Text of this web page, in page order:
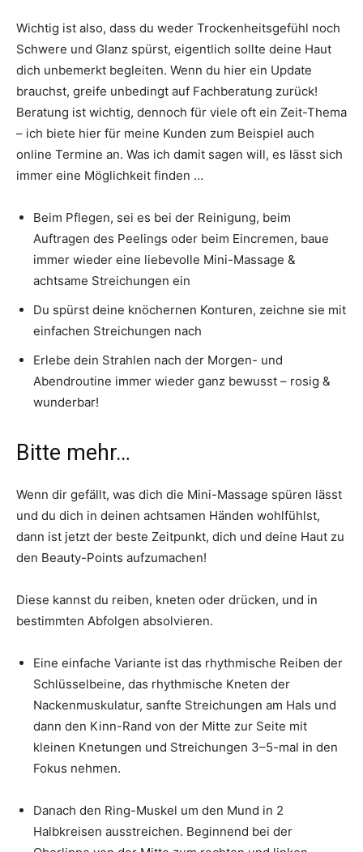
Wichtig ist also, dass du weder Trockenheitsgefühl noch
Schwere und Glanz spürst, eigentlich sollte deine Haut
dich unbemerkt begleiten. Wenn du hier ein Update
brauchst, greife unbedingt auf Fachberatung zurück!
Beratung ist wichtig, dennoch für viele oft ein Zeit-Thema
– ich biete hier für meine Kunden zum Beispiel auch
online Termine an. Was ich damit sagen will, es lässt sich
immer eine Möglichkeit finden …
Beim Pflegen, sei es bei der Reinigung, beim
Auftragen des Peelings oder beim Eincremen, baue
immer wieder eine liebevolle Mini-Massage &
achtsame Streichungen ein
Du spürst deine knöchernen Konturen, zeichne sie mit
einfachen Streichungen nach
Erlebe dein Strahlen nach der Morgen- und
Abendroutine immer wieder ganz bewusst – rosig &
wunderbar!
Bitte mehr…
Wenn dir gefällt, was dich die Mini-Massage spüren lässt
und du dich in deinen achtsamen Händen wohlfühlst,
dann ist jetzt der beste Zeitpunkt, dich und deine Haut zu
den Beauty-Points aufzumachen!
Diese kannst du reiben, kneten oder drücken, und in
bestimmten Abfolgen absolvieren.
Eine einfache Variante ist das rhythmische Reiben der
Schlüsselbeine, das rhythmische Kneten der
Nackenmuskulatur, sanfte Streichungen am Hals und
dann den Kinn-Rand von der Mitte zur Seite mit
kleinen Knetungen und Streichungen 3–5-mal in den
Fokus nehmen.
Danach den Ring-Muskel um den Mund in 2
Halbkreisen ausstreichen. Beginnend bei der